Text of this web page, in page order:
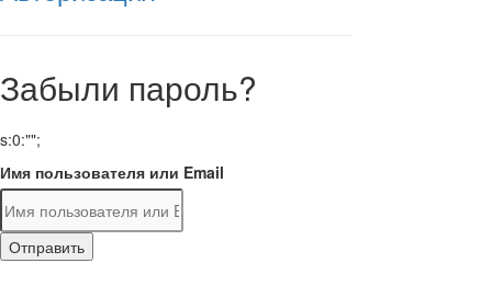
Забыли пароль?
s:0:"";
Имя пользователя или Email
Отправить